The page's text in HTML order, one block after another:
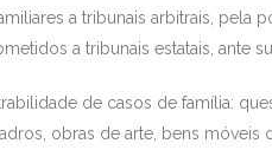
a tribunais arbitrais, pela
a tribunais estatais, ante
de casos de família:
obras de arte, bens móveis